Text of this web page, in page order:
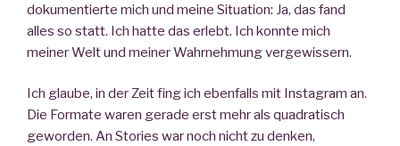
dokumentierte mich und meine Situation: Ja, das fand
alles so statt. Ich hatte das erlebt. Ich konnte mich
meiner Welt und meiner Wahrnehmung vergewissern.
Ich glaube, in der Zeit fing ich ebenfalls mit Instagram an.
Die Formate waren gerade erst mehr als quadratisch
geworden. An Stories war noch nicht zu denken,